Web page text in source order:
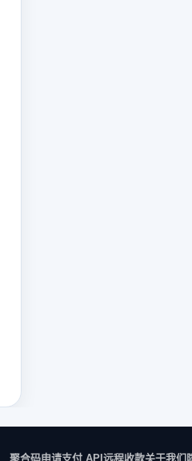
聚合码申请支付 API远程收款关于我们